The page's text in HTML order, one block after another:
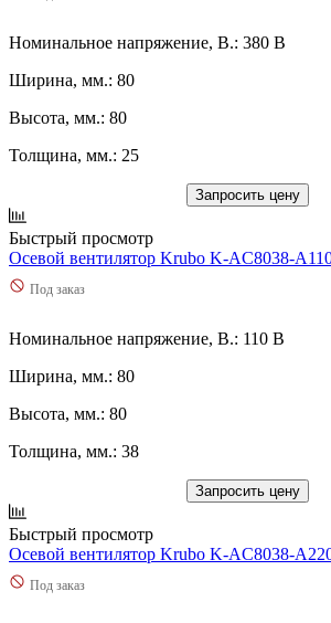
Номинальное напряжение, В.: 380 В
Ширина, мм.: 80
Высота, мм.: 80
Толщина, мм.: 25
Запросить цену
Быстрый просмотр
Осевой вентилятор Krubo K-AC8038-
Под заказ
Номинальное напряжение, В.: 110 В
Ширина, мм.: 80
Высота, мм.: 80
Толщина, мм.: 38
Запросить цену
Быстрый просмотр
Осевой вентилятор Krubo K-AC8038-
Под заказ